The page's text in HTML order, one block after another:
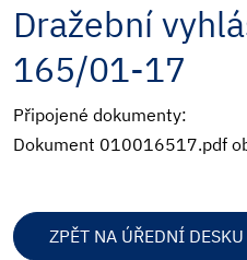
Dražební
165/01-17
Připojené dokumenty:
Dokument 010016517.pdf
ZPĚT NA ÚŘEDNÍ DESKU